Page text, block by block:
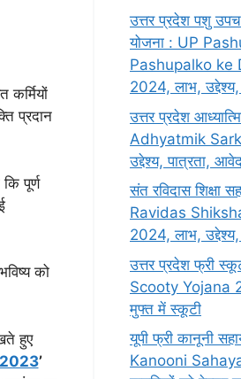
प्रदान
पूर्ण
को
हुए
2023’
उत्तर प्रदेश पशु
योजना : UP
Pashupalko ke
2024, लाभ,
उत्तर प्रदेश
Adhyatmik
उद्देश्य, पात्रता,
संत रविदास शिक्षा
Ravidas
2024, लाभ,
उत्तर प्रदेश फ्री
Scooty Yojana
मुफ्त में स्कूटी
यूपी फ्री कानूनी
Kanooni